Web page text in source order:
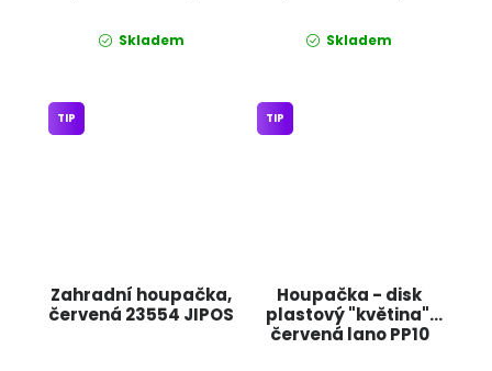
Skladem Skladem
Zahradní houpačka,
červená 23554 JIPOS
TIP
Houpačka - disk
plastový "květina",
červená lano PP10
TIP